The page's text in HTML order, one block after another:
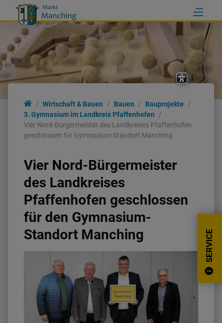
SERVICE
Wirtschaft & Bauen Bauen
Bauprojekte
3. Gymnasium im Landkreis Pfaffenhofen
Vier Nord-Bürgermeister des Landkreises Pfaffenhofen
geschlossen für Gymnasium-Standort Manching
Vier Nord-Bürgermeister
des Landkreises
Pfaffenhofen geschlossen
für den Gymnasium-
Standort Manching